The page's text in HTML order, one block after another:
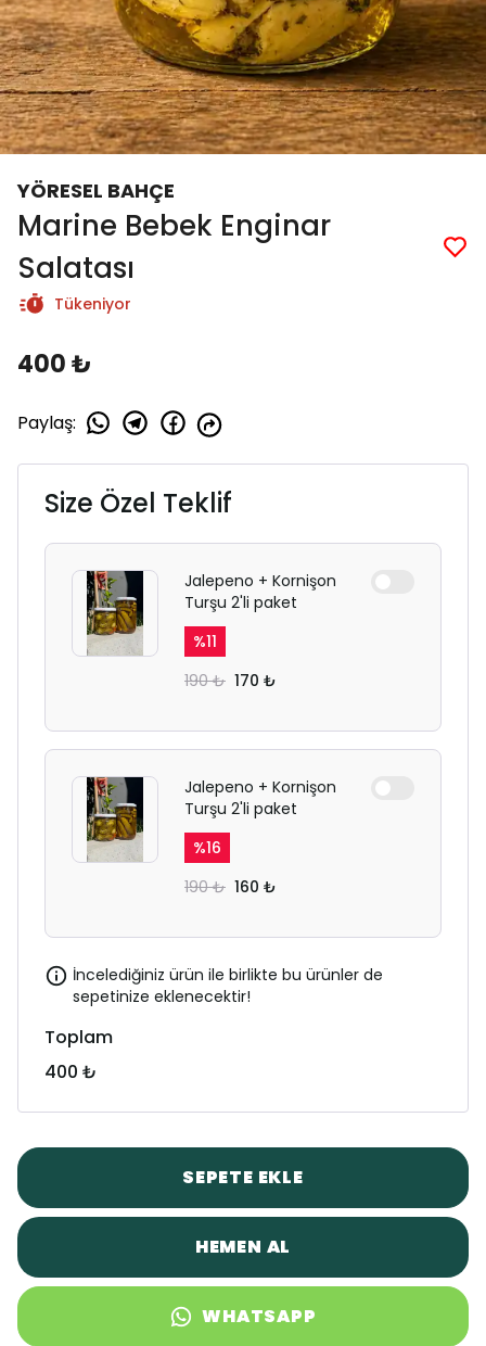
YÖRESEL BAHÇE
Marine Bebek Enginar
Salatası
Tükeniyor
400 ₺
Paylaş:
Size Özel Teklif
Jalepeno + Kornişon
Turşu 2'li paket
%11
190 ₺ 170 ₺
Jalepeno + Kornişon
Turşu 2'li paket
%16
190 ₺ 160 ₺
İncelediğiniz ürün ile birlikte bu ürünler de
sepetinize eklenecektir!
Toplam
400 ₺
SEPETE EKLE
HEMEN AL
WHATSAPP